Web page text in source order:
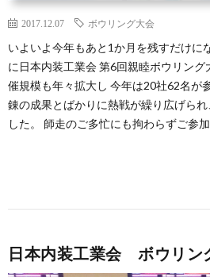
2017.12.07 ボウリング大会
いよいよ今年もあと1か月を残すだけに
に日本内装工業会 第6回親睦ボウリン
催規模も年々拡大し 今年は20社62名が
錬の成果とばかりに熱戦が繰り広げら
した。 師走のご多忙にも拘わらずご参
日本内装工業会 ボウリン